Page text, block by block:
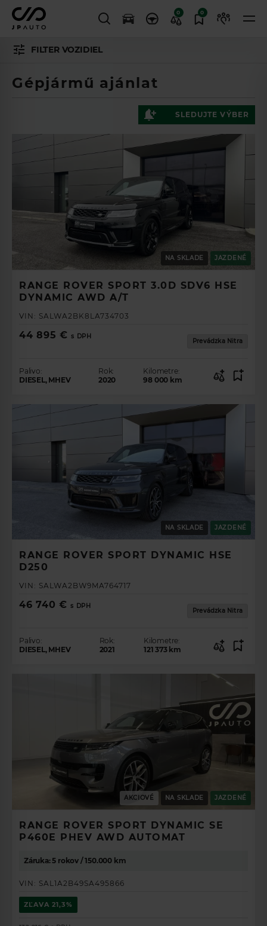
0 0
FILTER VOZIDIEL
Gépjármű ajánlat
SLEDUJTE VÝBER
NA SKLADE JAZDENÉ
RANGE ROVER SPORT 3.0D SDV6 HSE
DYNAMIC AWD A/T
VIN: SALWA2BK8LA734703
44 895 € s DPH
Prevádzka Nitra
Palivo:
DIESEL, MHEV
Rok:
2020
Kilometre:
98 000 km
NA SKLADE JAZDENÉ
RANGE ROVER SPORT DYNAMIC HSE
D250
VIN: SALWA2BW9MA764717
46 740 € s DPH
Prevádzka Nitra
Palivo:
DIESEL, MHEV
Rok:
2021
Kilometre:
121 373 km
AKCIOVÉ NA SKLADE JAZDENÉ
RANGE ROVER SPORT DYNAMIC SE
P460E PHEV AWD AUTOMAT
Záruka: 5 rokov / 150.000 km
VIN: SAL1A2B49SA495866
ZĽAVA 21,3%